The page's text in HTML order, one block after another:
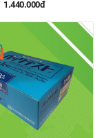
1.440.000đ